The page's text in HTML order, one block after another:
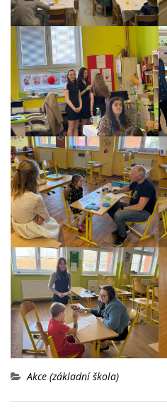
Akce (základní škola)